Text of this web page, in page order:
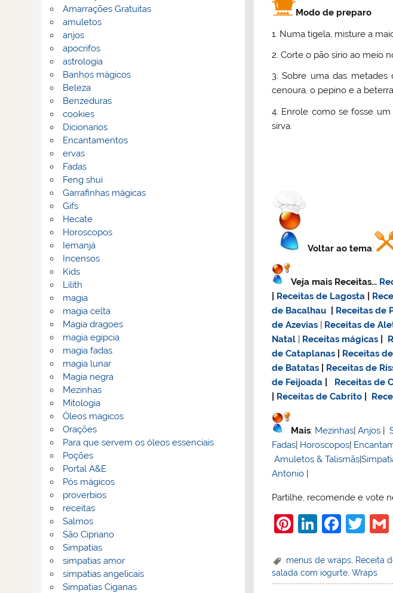
Modo de preparo
1. Numa tigela, misture a
2. Corte o pão sírio ao meio
3. Sobre uma das
cenoura, o pepino e a
4. Enrole como se fosse
sirva.
Voltar ao tema:
Veja mais Receitas…
Receitas de Lagosta
de Bacalhau
Receitas de
de Azevias
Receitas de
Natal
Receitas mágicas
de Cataplanas
Receitas
de Batatas
Receitas de
de Feijoada
Receitas de
Receitas de Cabrito
Mais: Mezinhas|Anjos |
Fadas| Horoscopos|
Amuletos & Talismãs|
Antonio |
Partilhe, recomende e vote
Pi
er
e
Li
k
e
F
c
e
T
itt
er
menus de wraps Receita
salada com iogurte ,Wraps
Amarrações Gratuitas
amuletos
anjos
apocrifos
astrologia
Banhos mágicos
Beleza
Benzeduras
cookies
Dicionarios
Encantamentos
ervas
Fadas
Feng shui
Garrafinhas mágicas
Gifs
Hecate
Horoscopos
Iemanjá
Incensos
Kids
Lilith
magia
magia celta
Magia dragoes
magia egipcia
magia fadas
magia lunar
Magia negra
Mezinhas
Mitologia
Óleos magicos
Orações
Para que servem os óleos essenciais
Poções
Portal A&E
Pós mágicos
proverbios
receitas
Salmos
São Cipriano
Simpatias
simpatias amor
simpatias angelicais
Simpatias Ciganas